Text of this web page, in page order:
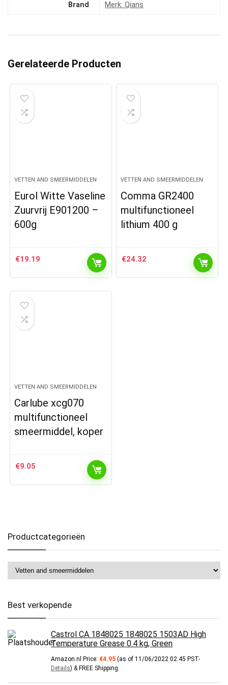
Brand Merk: Qians
Gerelateerde Producten
VETTEN AND SMEERMIDDELEN
Eurol Witte Vaseline
Zuurvrij E901200 –
600g
€19.19
VETTEN AND SMEERMIDDELEN
Comma GR2400
multifunctioneel
lithium 400 g
€24.32
VETTEN AND SMEERMIDDELEN
Carlube xcg070
multifunctioneel
smeermiddel, koper
€9.05
Productcategorieën
Best verkopende
Castrol CA 1848025 1848025 1503AD High
Temperature Grease 0.4 kg, Green
Amazon.nl Price: €4.95 (as of 11/06/2022 02:45 PST-
Details) & FREE Shipping.